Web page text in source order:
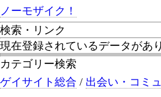
ノーモザイク！
検索・リンク
現在登録されているデータがあ
カテゴリー検索
ゲイサイト総合 / 出会い・コミ